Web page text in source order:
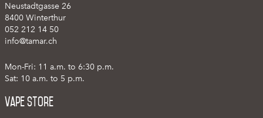
Neustadtgasse 26
8400 Winterthur
052 212 14 50
info@tamar.ch
Mon-Fri: 11 a.m. to 6:30 p.m.
Sat: 10 a.m. to 5 p.m.
Vape Store